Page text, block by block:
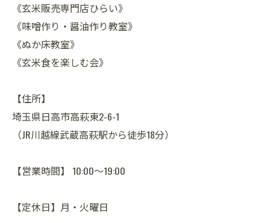
《玄米販売専門店ひらい》
《味噌作り・醤油作り教室》
《ぬか床教室》
《玄米食を楽しむ会》
【住所】
埼玉県日高市高萩東2-6-1
（JR川越線武蔵高萩駅から徒歩18分）
【営業時間】 10:00～19:00
【定休日】月・火曜日